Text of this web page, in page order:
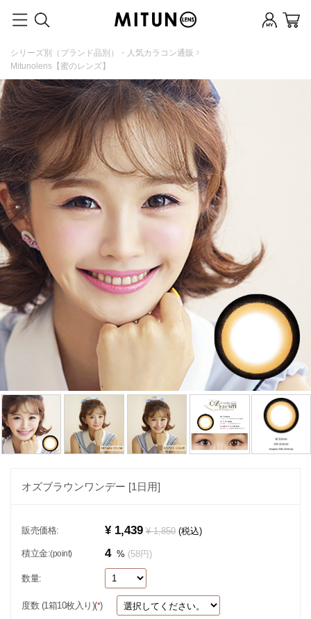
シリーズ別（ブランド品別）・人気カラコン通販
Mitunolens【蜜のレンズ】
オズブラウンワンデー [1日用]
販売価格: ¥ 1,439 ¥ 1,850 (税込)
積立金:(point) 4% (58円)
数量:
度数 (1箱10枚入り)(*)